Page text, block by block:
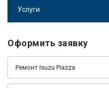
Услуги
Оформить заявку